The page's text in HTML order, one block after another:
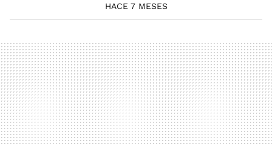
HACE 7 MESES